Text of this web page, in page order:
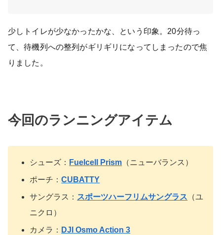
少しトイレが少なかったかな、という印象。20分待っ
て、待機列への整列がギリギリになってしまったので焦
りました。
今回のランニングアイテム
シューズ： Fuelcell Prism （ニューバランス）
ポーチ：CUBATTY
サングラス： スポーツハーフリムサングラス （ユ
ニクロ）
カメラ： DJI Osmo Action 3